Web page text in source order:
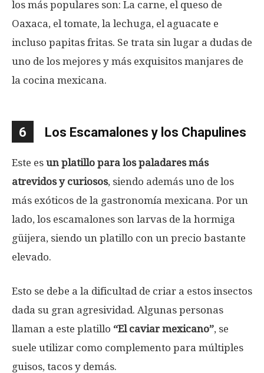
los más populares son: La carne, el queso de
Oaxaca, el tomate, la lechuga, el aguacate e
incluso papitas fritas. Se trata sin lugar a dudas de
uno de los mejores y más exquisitos manjares de
la cocina mexicana.
6 Los Escamalones y los Chapulines
Este es un platillo para los paladares más
atrevidos y curiosos, siendo además uno de los
más exóticos de la gastronomía mexicana. Por un
lado, los escamalones son larvas de la hormiga
güijera, siendo un platillo con un precio bastante
elevado.
Esto se debe a la dificultad de criar a estos insectos
dada su gran agresividad. Algunas personas
llaman a este platillo “El caviar mexicano”, se
suele utilizar como complemento para múltiples
guisos, tacos y demás.